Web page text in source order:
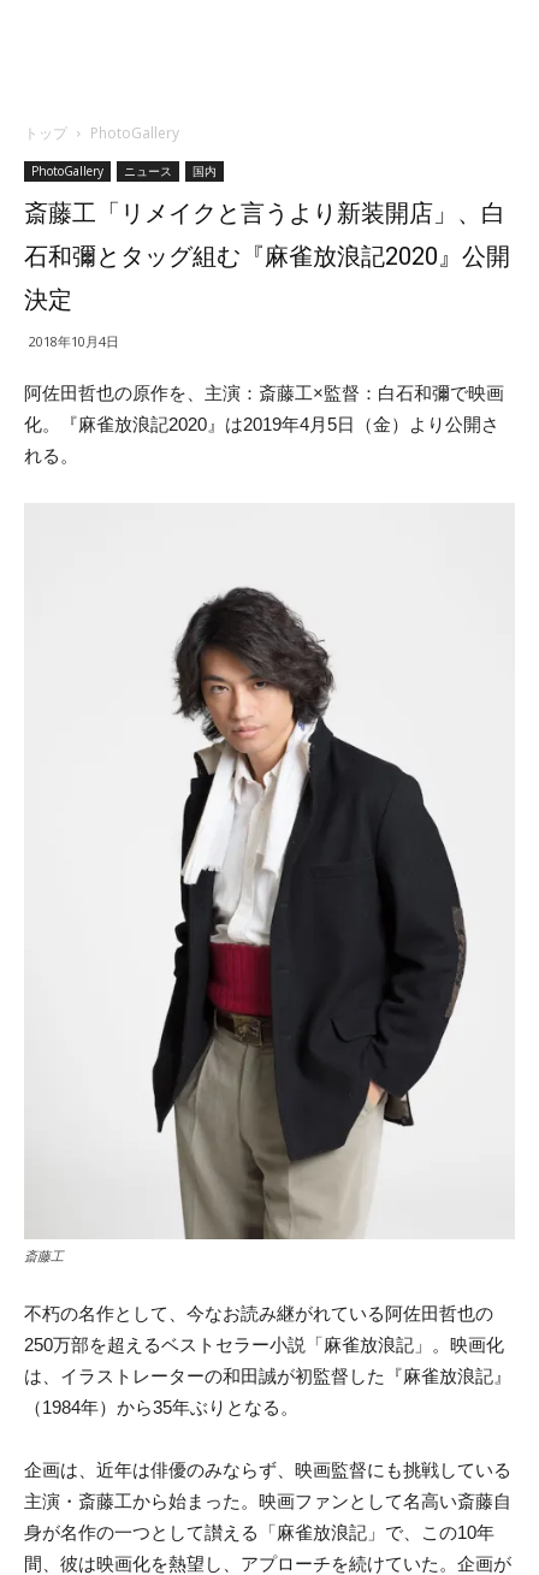
トップ PhotoGallery
PhotoGallery ニュース 国内
斎藤工「リメイクと言うより新装開店」、白
石和彌とタッグ組む『麻雀放浪記2020』公開
決定
2018年10月4日
阿佐田哲也の原作を、主演：斎藤工×監督：白石和彌で映画
化。『麻雀放浪記2020』は2019年4月5日（金）より公開さ
れる。
斎藤工
不朽の名作として、今なお読み継がれている阿佐田哲也の
250万部を超えるベストセラー小説「麻雀放浪記」。映画化
は、イラストレーターの和田誠が初監督した『麻雀放浪記』
（1984年）から35年ぶりとなる。
企画は、近年は俳優のみならず、映画監督にも挑戦している
主演・斎藤工から始まった。映画ファンとして名高い斎藤自
身が名作の一つとして讃える「麻雀放浪記」で、この10年
間、彼は映画化を熱望し、アプローチを続けていた。企画が